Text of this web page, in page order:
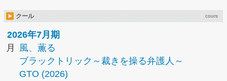
クール cours
2026年7月期
月
風、薫る
ブラックトリック～裁きを操る弁護人～
GTO (2026)